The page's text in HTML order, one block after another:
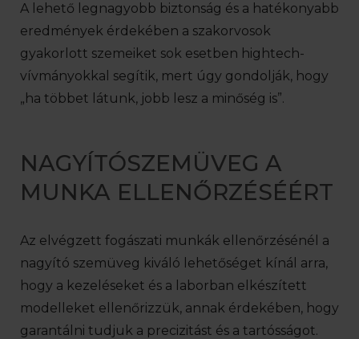
A lehető legnagyobb biztonság és a hatékonyabb
eredmények érdekében a szakorvosok
gyakorlott szemeiket sok esetben hightech-
vívmányokkal segítik, mert úgy gondolják, hogy
„ha többet látunk, jobb lesz a minőség is”.
NAGYÍTÓSZEMÜVEG A
MUNKA ELLENŐRZÉSÉÉRT
Az elvégzett fogászati munkák ellenőrzésénél a
nagyító szemüveg kiváló lehetőséget kínál arra,
hogy a kezeléseket és a laborban elkészített
modelleket ellenőrizzük, annak érdekében, hogy
garantálni tudjuk a precizitást és a tartósságot.